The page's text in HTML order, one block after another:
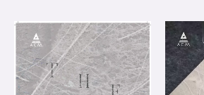
This
product
has
multiple